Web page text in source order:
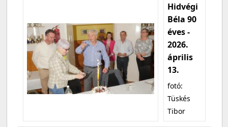
Hidvégi
Béla 90
éves -
2026.
április
13.
fotó:
Tüskés
Tibor